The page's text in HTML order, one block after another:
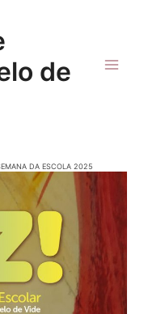
de
DA ESCOLA 2025